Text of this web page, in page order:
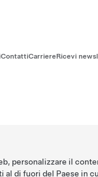
ContattiCarriereRicevi
personalizzare il
al di fuori del Paese in